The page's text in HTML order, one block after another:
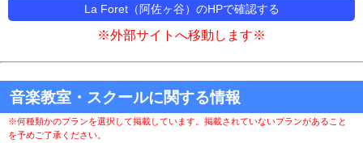
La Foret（阿佐ヶ谷）のHPで確認する
※外部サイトへ移動します※
音楽教室・スクールに関する情報
※何種類かのプランを選択して掲載しています。掲載されていないプランがあること
を予めご了承ください。